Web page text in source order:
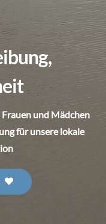
und Mädchen
für unsere lokale